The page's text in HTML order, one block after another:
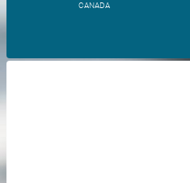
CANADA